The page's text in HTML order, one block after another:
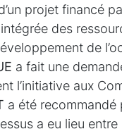
projet financé
des
de
a fait une
l’initiative aux
a été
a eu lieu entre